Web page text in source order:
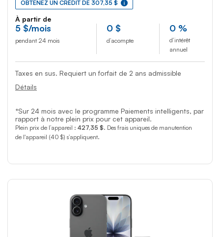
OBTENEZ UN CRÉDIT DE 307,35 $
À partir de
5 $/mois
pendant 24 mois
0 $
d’acompte
0 %
d’intérêt
annuel
Taxes en sus. Requiert un forfait de 2 ans admissible
Détails
*Sur 24 mois avec le programme Paiements intelligents, par
rapport à notre plein prix pour cet appareil.
Plein prix de l’appareil : 427,35 $. Des frais uniques de manutention
de l'appareil (40 $) s’appliquent.